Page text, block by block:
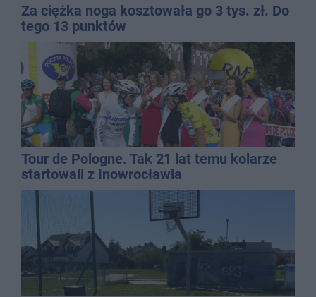
Za ciężka noga kosztowała go 3 tys. zł. Do
tego 13 punktów
Tour de Pologne. Tak 21 lat temu kolarze
startowali z Inowrocławia